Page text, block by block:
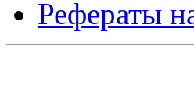
Рефераты